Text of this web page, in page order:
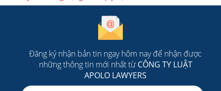
Đăng ký nhận bản tin ngay hôm nay để nhận được
những thông tin mới nhất từCÔNG TY LUẬT
APOLO LAWYERS